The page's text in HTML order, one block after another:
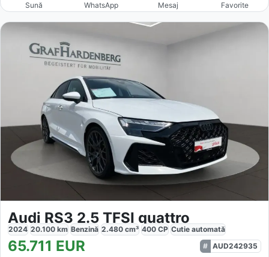
Sună WhatsApp Mesaj Favorite
Audi RS3 2.5 TFSI quattro
2024 20.100 km Benzină 2.480 cm³ 400 CP Cutie automată
65.711 EUR AUD242935